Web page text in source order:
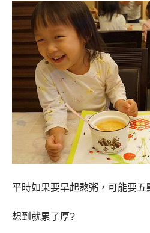
平時如果要早起熬粥，可能要五
想到就累了厚?